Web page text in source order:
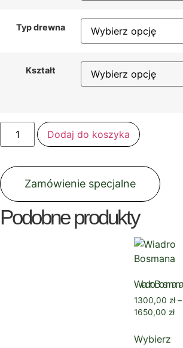
Typ drewna
Kształt
Dodaj do koszyka
Zamówienie specjalne
Podobne produkty
Wiadro Bosmana
1300,00 zł –
1650,00 zł
Wybierz